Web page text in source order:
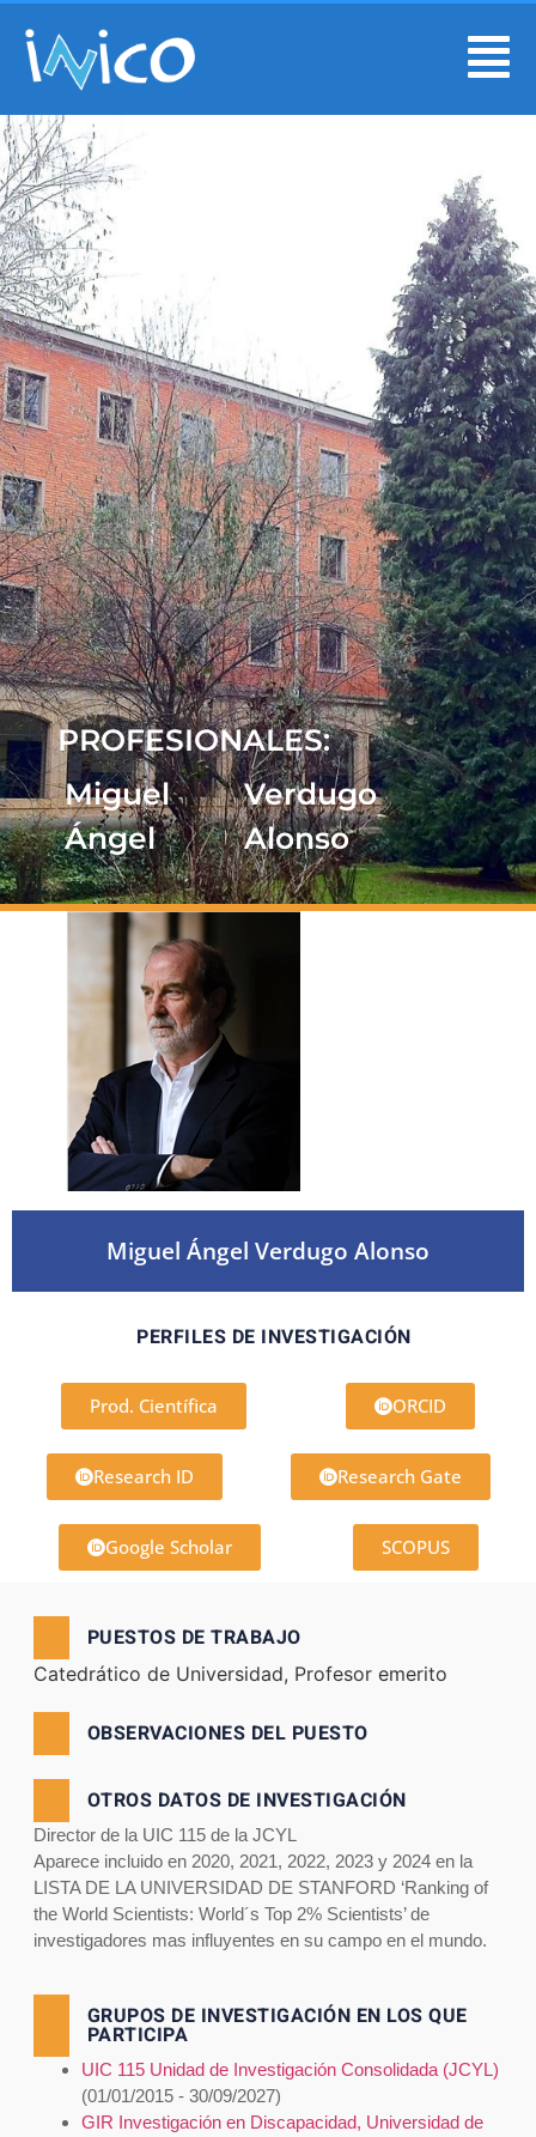
PROFESIONALES:
Miguel
Ángel
Verdugo
Alonso
Miguel Ángel Verdugo Alonso
PERFILES DE INVESTIGACIÓN
Prod. Científica ORCID
Research ID Research Gate
Google Scholar SCOPUS
PUESTOS DE TRABAJO
Catedrático de Universidad, Profesor emerito
OBSERVACIONES DEL PUESTO
OTROS DATOS DE INVESTIGACIÓN
Director de la UIC 115 de la JCYL
Aparece incluido en 2020, 2021, 2022, 2023 y 2024 en la
LISTA DE LA UNIVERSIDAD DE STANFORD ‘Ranking of
the World Scientists: World´s Top 2% Scientists’ de
investigadores mas influyentes en su campo en el mundo.
GRUPOS DE INVESTIGACIÓN EN LOS QUE
PARTICIPA
UIC 115 Unidad de Investigación Consolidada (JCYL)
(01/01/2015 - 30/09/2027)
GIR Investigación en Discapacidad, Universidad de